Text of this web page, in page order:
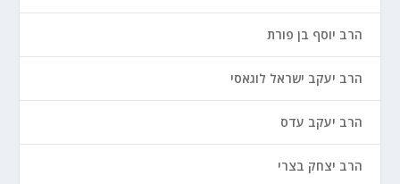
הרב יוסף בן פורת
הרב יעקב ישראל לוגאסי
הרב יעקב עדס
הרב יצחק בצרי